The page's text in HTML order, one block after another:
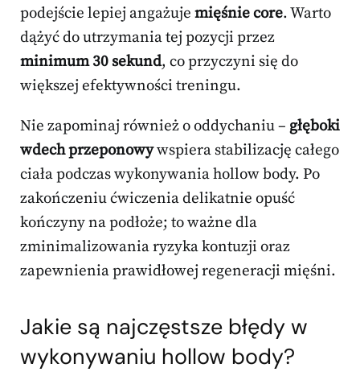
podejście lepiej angażuje mięśnie core. Warto
dążyć do utrzymania tej pozycji przez
minimum 30 sekund, co przyczyni się do
większej efektywności treningu.
Nie zapominaj również o oddychaniu – głęboki
wdech przeponowywspiera stabilizację całego
ciała podczas wykonywania hollow body. Po
zakończeniu ćwiczenia delikatnie opuść
kończyny na podłoże; to ważne dla
zminimalizowania ryzyka kontuzji oraz
zapewnienia prawidłowej regeneracji mięśni.
Jakie są najczęstsze błędy w
wykonywaniu hollow body?